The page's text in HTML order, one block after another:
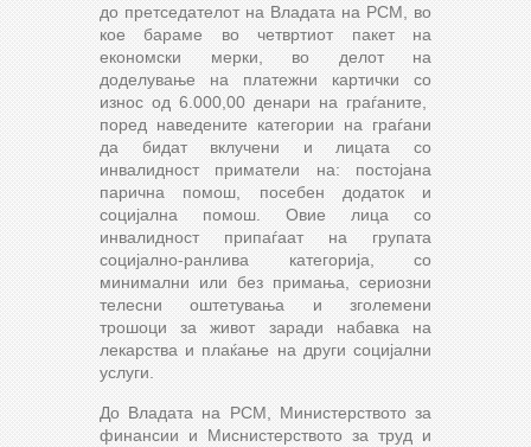
до претседателот на Владата на РСМ, во
кое бараме во четвртиот пакет на
економски мерки, во делот на
доделување на платежни картички со
износ од 6.000,00 денари на граѓаните,
поред наведените категории на граѓани
да бидат вклучени и лицата со
инвалидност приматели на: постојана
парична помош, посебен додаток и
социјална помош. Овие лица со
инвалидност припаѓаат на групата
социјално-ранлива категорија, со
минимални или без примања, сериозни
телесни оштетувања и зголемени
трошоци за живот заради набавка на
лекарства и плаќање на други социјални
услуги.
До Владата на РСМ, Министерството за
финансии и Миснистерството за труд и